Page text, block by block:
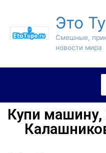
Это
Смешные,
новости мира
Купи машину,